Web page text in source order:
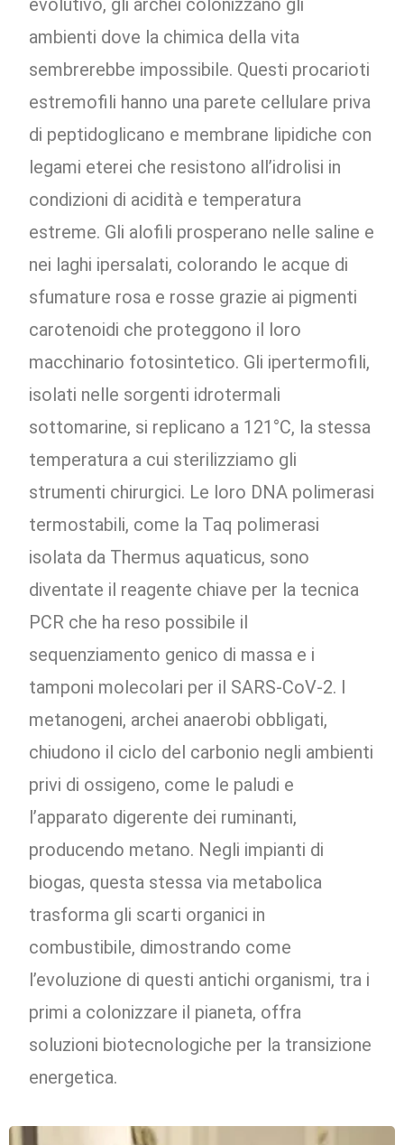
ambienti dove la chimica della vita
sembrerebbe impossibile. Questi procarioti
estremofili hanno una parete cellulare priva
di peptidoglicano e membrane lipidiche con
legami eterei che resistono all’idrolisi in
condizioni di acidità e temperatura
estreme. Gli alofili prosperano nelle saline e
nei laghi ipersalati, colorando le acque di
sfumature rosa e rosse grazie ai pigmenti
carotenoidi che proteggono il loro
macchinario fotosintetico. Gli ipertermofili,
isolati nelle sorgenti idrotermali
sottomarine, si replicano a 121°C, la stessa
temperatura a cui sterilizziamo gli
strumenti chirurgici. Le loro DNA polimerasi
termostabili, come la Taq polimerasi
isolata da Thermus aquaticus, sono
diventate il reagente chiave per la tecnica
PCR che ha reso possibile il
sequenziamento genico di massa e i
tamponi molecolari per il SARS-CoV-2. I
metanogeni, archei anaerobi obbligati,
chiudono il ciclo del carbonio negli ambienti
privi di ossigeno, come le paludi e
l’apparato digerente dei ruminanti,
producendo metano. Negli impianti di
biogas, questa stessa via metabolica
trasforma gli scarti organici in
combustibile, dimostrando come
l’evoluzione di questi antichi organismi, tra i
primi a colonizzare il pianeta, offra
soluzioni biotecnologiche per la transizione
energetica.